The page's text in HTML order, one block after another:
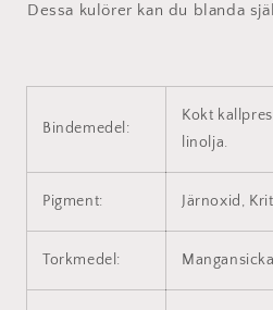
Dessa kulörer kan du blanda
Bindemedel:
Kokt
linolja.
Pigment: Järnoxid,
Torkmedel: